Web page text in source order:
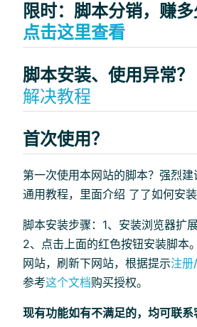
限时：脚本分销，赚
点击这里查看
脚本安装、使用异常？
解决教程
首次使用？
第一次使用本网站的脚本？强烈建
通用教程，里面介绍 了了如何安
脚本安装步骤：1、安装浏览器扩展
2、点击上面的红色按钮安装脚本
网站，刷新下网站，根据提示注册
参考这个文档购买授权。
现有功能如有不满足的，均可联